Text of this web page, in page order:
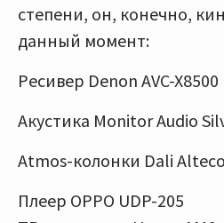
степени, он, конечно,
данный момент:
Ресивер Denon AVC-X8500
Акустика Monitor Audio
Atmos-колонки Dali
Плеер OPPO UDP-205